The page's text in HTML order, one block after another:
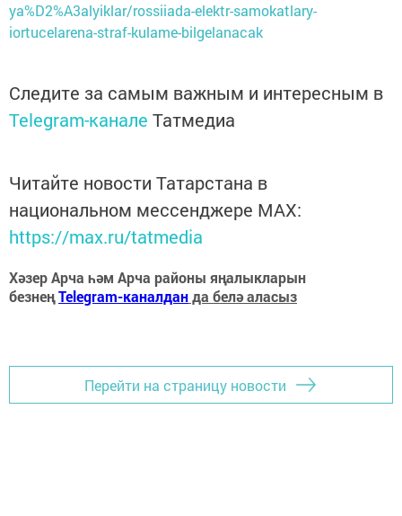
ya%D2%A3alyiklar/rossiiada-elektr-samokatlary-
iortucelarena-straf-kulame-bilgelanacak
Следите за самым важным и интересным в
Telegram-канале Татмедиа
Читайте новости Татарстана в
национальном мессенджере MАХ:
https://max.ru/tatmedia
Хәзер Арча һәм Арча районы яңалыкларын
безнеңTelegram-каналданда белә аласыз
Перейти на страницу новости